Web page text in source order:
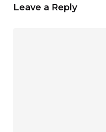
Leave a Reply